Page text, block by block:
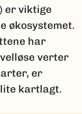
er viktige
økosystemet.
har
verter
er
kartlagt.